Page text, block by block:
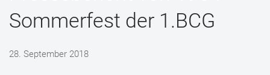
Sommerfest der 1.BCG
28. September 2018